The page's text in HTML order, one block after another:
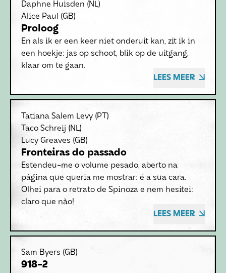
Daphne Huisden (NL)
Alice Paul
(GB)
Proloog
En als ik er een keer niet onderuit kan, zit ik in
een hoekje: jas op schoot, blik op de uitgang,
klaar om te gaan.
LEES MEER
Tatiana Salem Levy (PT)
Taco Schreij (NL)
Lucy Greaves (GB)
Fronteiras do passado
Estendeu-me o volume pesado, aberto na
página que queria me mostrar: é a sua cara.
Olhei para o retrato de Spinoza e nem hesitei:
claro que não!
LEES MEER
Sam Byers (GB)
918-2